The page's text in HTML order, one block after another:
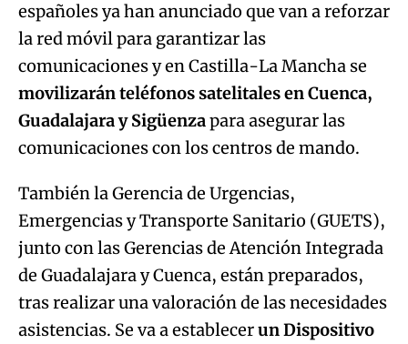
españoles ya han anunciado que van a reforzar
la red móvil para garantizar las
comunicaciones y en Castilla-La Mancha se
movilizarán teléfonos satelitales en Cuenca,
Guadalajara y Sigüenzapara asegurar las
comunicaciones con los centros de mando.
También la Gerencia de Urgencias,
Emergencias y Transporte Sanitario (GUETS),
junto con las Gerencias de Atención Integrada
de Guadalajara y Cuenca, están preparados,
tras realizar una valoración de las necesidades
asistencias. Se va a establecerun Dispositivo